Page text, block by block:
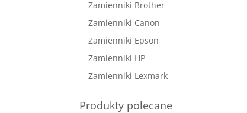
Zamienniki Brother
Zamienniki Canon
Zamienniki Epson
Zamienniki HP
Zamienniki Lexmark
Produkty polecane